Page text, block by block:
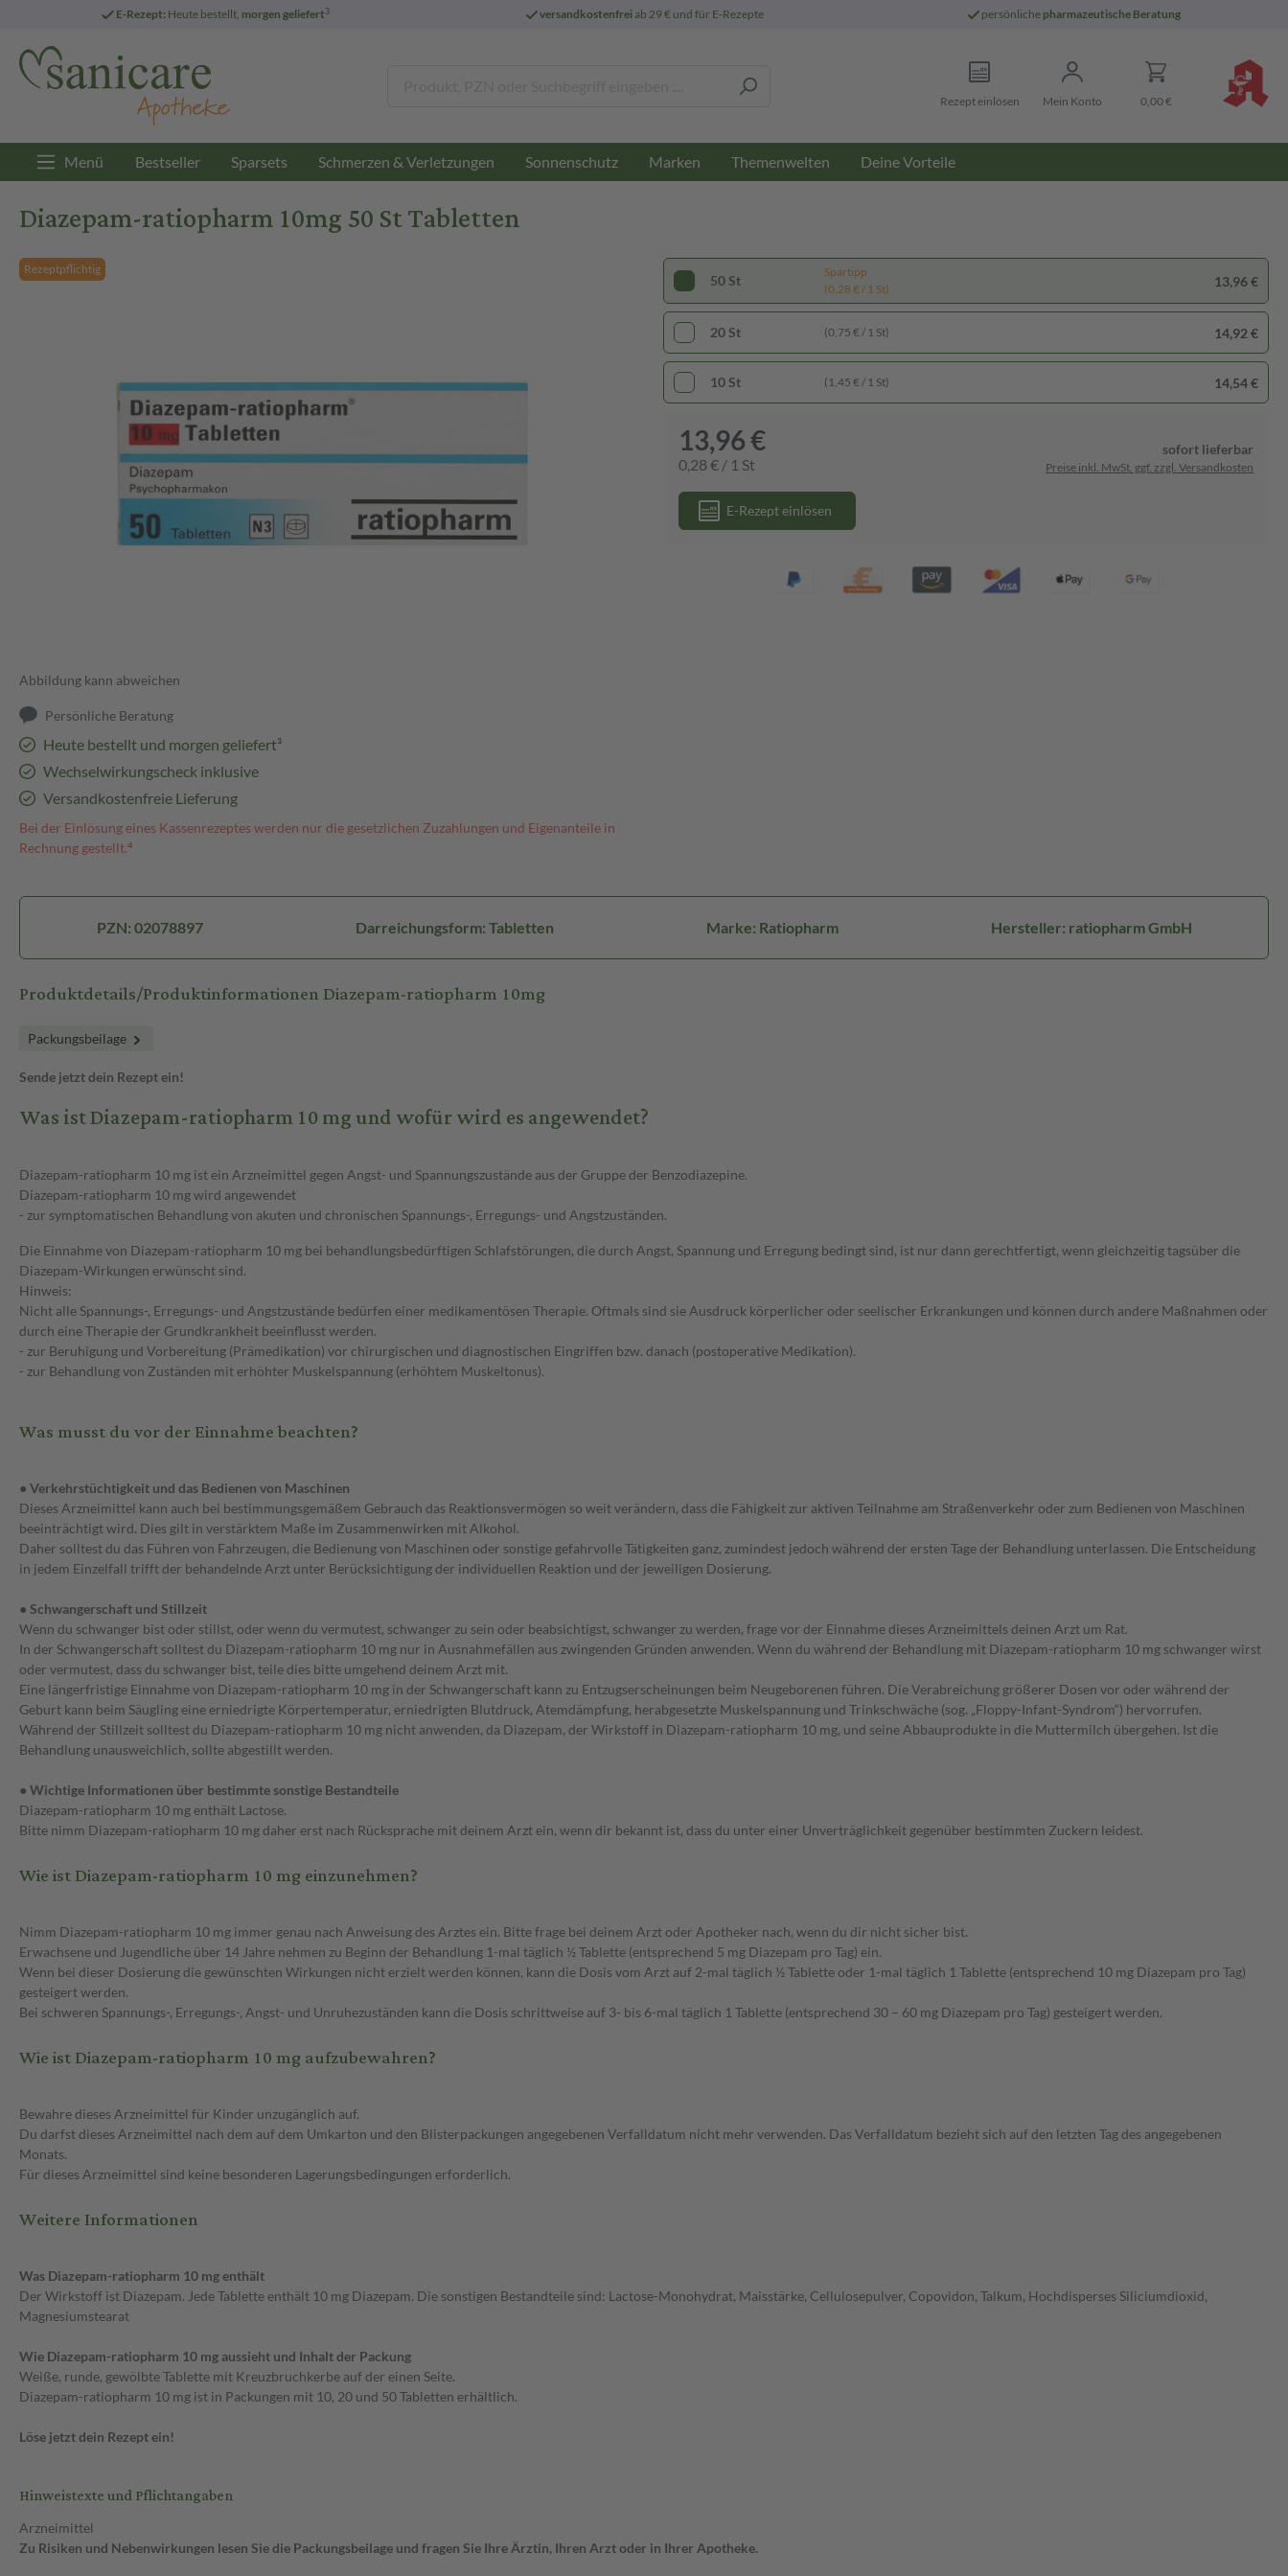
E-Rezept: Heute bestellt, morgen geliefert3 versandkostenfreiab 29 € und für E-Rezepte persönliche pharmazeutische Beratung
Rezept einlösen Mein Konto 0,00 €
Menü Bestseller Sparsets Schmerzen & Verletzungen Sonnenschutz Marken Themenwelten Deine Vorteile
Diazepam-ratiopharm 10mg 50 St Tabletten
Rezeptpflichtig
Abbildung kann abweichen
Persönliche Beratung
Heute bestellt und morgen geliefert³
Wechselwirkungscheck inklusive
Versandkostenfreie Lieferung
Bei der Einlösung eines Kassenrezeptes werden nur die gesetzlichen Zuzahlungen und Eigenanteile in
Rechnung gestellt.⁴
50 St
Spartipp
(0,28 € / 1 St)
13,96 €
20 St (0,75 € / 1 St) 14,92 €
10 St (1,45 € / 1 St) 14,54 €
13,96 €
0,28 € / 1 St
sofort lieferbar
Preise inkl. MwSt. ggf. zzgl. Versandkosten
E-Rezept einlösen
PZN: 02078897 Darreichungsform: Tabletten Marke: Ratiopharm Hersteller: ratiopharm GmbH
Produktdetails/Produktinformationen Diazepam-ratiopharm 10mg
Packungsbeilage
Sende jetzt dein Rezept ein!
Was ist Diazepam-ratiopharm 10 mg und wofür wird es angewendet?
Diazepam-ratiopharm 10 mg ist ein Arzneimittel gegen Angst- und Spannungszustände aus der Gruppe der Benzodiazepine.
Diazepam-ratiopharm 10 mg wird angewendet
- zur symptomatischen Behandlung von akuten und chronischen Spannungs-, Erregungs- und Angstzuständen.
Die Einnahme von Diazepam-ratiopharm 10 mg bei behandlungsbedürftigen Schlafstörungen, die durch Angst, Spannung und Erregung bedingt sind, ist nur dann gerechtfertigt, wenn gleichzeitig tagsüber die
Diazepam-Wirkungen erwünscht sind.
Hinweis:
Nicht alle Spannungs-, Erregungs- und Angstzustände bedürfen einer medikamentösen Therapie. Oftmals sind sie Ausdruck körperlicher oder seelischer Erkrankungen und können durch andere Maßnahmen oder
durch eine Therapie der Grundkrankheit beeinflusst werden.
- zur Beruhigung und Vorbereitung (Prämedikation) vor chirurgischen und diagnostischen Eingriffen bzw. danach (postoperative Medikation).
- zur Behandlung von Zuständen mit erhöhter Muskelspannung (erhöhtem Muskeltonus).
Was musst du vor der Einnahme beachten?
● Verkehrstüchtigkeit und das Bedienen von Maschinen
Dieses Arzneimittel kann auch bei bestimmungsgemäßem Gebrauch das Reaktionsvermögen so weit verändern, dass die Fähigkeit zur aktiven Teilnahme am Straßenverkehr oder zum Bedienen von Maschinen
beeinträchtigt wird. Dies gilt in verstärktem Maße im Zusammenwirken mit Alkohol.
Daher solltest du das Führen von Fahrzeugen, die Bedienung von Maschinen oder sonstige gefahrvolle Tätigkeiten ganz, zumindest jedoch während der ersten Tage der Behandlung unterlassen. Die Entscheidung
in jedem Einzelfall trifft der behandelnde Arzt unter Berücksichtigung der individuellen Reaktion und der jeweiligen Dosierung.
● Schwangerschaft und Stillzeit
Wenn du schwanger bist oder stillst, oder wenn du vermutest, schwanger zu sein oder beabsichtigst, schwanger zu werden, frage vor der Einnahme dieses Arzneimittels deinen Arzt um Rat.
In der Schwangerschaft solltest du Diazepam-ratiopharm 10 mg nur in Ausnahmefällen aus zwingenden Gründen anwenden. Wenn du während der Behandlung mit Diazepam-ratiopharm 10 mg schwanger wirst
oder vermutest, dass du schwanger bist, teile dies bitte umgehend deinem Arzt mit.
Eine längerfristige Einnahme von Diazepam-ratiopharm 10 mg in der Schwangerschaft kann zu Entzugserscheinungen beim Neugeborenen führen. Die Verabreichung größerer Dosen vor oder während der
Geburt kann beim Säugling eine erniedrigte Körpertemperatur, erniedrigten Blutdruck, Atemdämpfung, herabgesetzte Muskelspannung und Trinkschwäche (sog. „Floppy-Infant-Syndrom“) hervorrufen.
Während der Stillzeit solltest du Diazepam-ratiopharm 10 mg nicht anwenden, da Diazepam, der Wirkstoff in Diazepam-ratiopharm 10 mg, und seine Abbauprodukte in die Muttermilch übergehen. Ist die
Behandlung unausweichlich, sollte abgestillt werden.
● Wichtige Informationen über bestimmte sonstige Bestandteile
Diazepam-ratiopharm 10 mg enthält Lactose.
Bitte nimm Diazepam-ratiopharm 10 mg daher erst nach Rücksprache mit deinem Arzt ein, wenn dir bekannt ist, dass du unter einer Unverträglichkeit gegenüber bestimmten Zuckern leidest.
Wie ist Diazepam-ratiopharm 10 mg einzunehmen?
Nimm Diazepam-ratiopharm 10 mg immer genau nach Anweisung des Arztes ein. Bitte frage bei deinem Arzt oder Apotheker nach, wenn du dir nicht sicher bist.
Erwachsene und Jugendliche über 14 Jahre nehmen zu Beginn der Behandlung 1-mal täglich ½ Tablette (entsprechend 5 mg Diazepam pro Tag) ein.
Wenn bei dieser Dosierung die gewünschten Wirkungen nicht erzielt werden können, kann die Dosis vom Arzt auf 2-mal täglich ½ Tablette oder 1-mal täglich 1 Tablette (entsprechend 10 mg Diazepam pro Tag)
gesteigert werden.
Bei schweren Spannungs-, Erregungs-, Angst- und Unruhezuständen kann die Dosis schrittweise auf 3- bis 6-mal täglich 1 Tablette (entsprechend 30 – 60 mg Diazepam pro Tag) gesteigert werden.
Wie ist Diazepam-ratiopharm 10 mg aufzubewahren?
Bewahre dieses Arzneimittel für Kinder unzugänglich auf.
Du darfst dieses Arzneimittel nach dem auf dem Umkarton und den Blisterpackungen angegebenen Verfalldatum nicht mehr verwenden. Das Verfalldatum bezieht sich auf den letzten Tag des angegebenen
Monats.
Für dieses Arzneimittel sind keine besonderen Lagerungsbedingungen erforderlich.
Weitere Informationen
Was Diazepam-ratiopharm 10 mg enthält
Der Wirkstoff ist Diazepam. Jede Tablette enthält 10 mg Diazepam. Die sonstigen Bestandteile sind: Lactose-Monohydrat, Maisstärke, Cellulosepulver, Copovidon, Talkum, Hochdisperses Siliciumdioxid,
Magnesiumstearat
Wie Diazepam-ratiopharm 10 mg aussieht und Inhalt der Packung
Weiße, runde, gewölbte Tablette mit Kreuzbruchkerbe auf der einen Seite.
Diazepam-ratiopharm 10 mg ist in Packungen mit 10, 20 und 50 Tabletten erhältlich.
Löse jetzt dein Rezept ein!
Hinweistexte und Pflichtangaben
Arzneimittel
Zu Risiken und Nebenwirkungen lesen Sie die Packungsbeilage und fragen Sie Ihre Ärztin, Ihren Arzt oder in Ihrer Apotheke.